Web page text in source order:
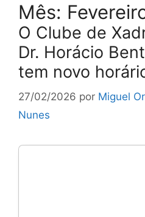
Mês:
O Clube de
Dr. Horácio
tem novo
27/02/2026 por Miguel
Nunes